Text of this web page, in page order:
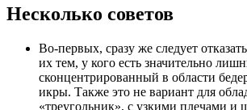
Несколько советов
Во-первых, сразу же следует
их тем, у кого есть значительно
сконцентрированный в области
икры. Также это не вариант для
«треугольник», с узкими плечами и